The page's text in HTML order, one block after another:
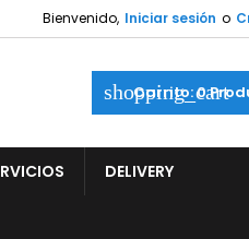
Bienvenido, Iniciar sesión o
shopping_cart
Carrito:0
DELIVERY